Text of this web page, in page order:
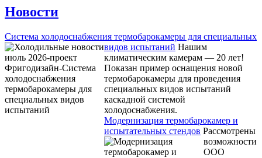
Новости
Система холодоснабжения термобарокамеры для специальных
видов испытаний Нашим
климатическим камерам — 20 лет!
Показан пример оснащения новой
термобарокамеры для проведения
специальных видов испытаний
каскадной системой
холодоснабжения.
Модернизация термобарокамер и
испытательных стендов Рассмотрены
возможности
ООО